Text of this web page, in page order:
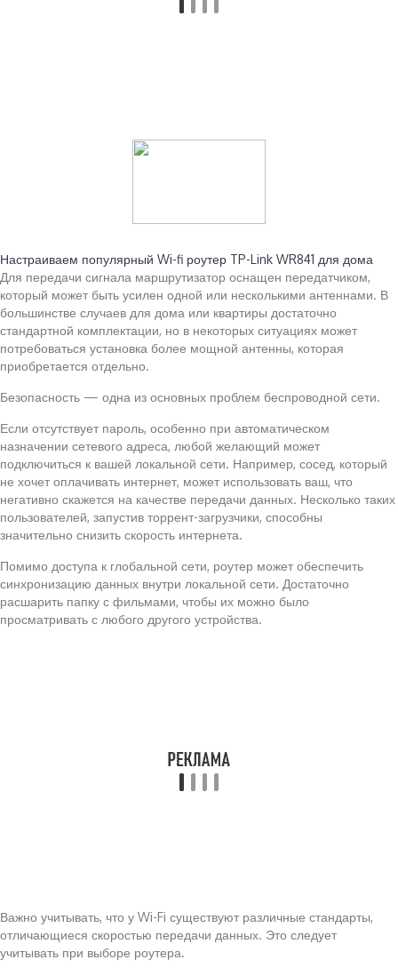
Настраиваем популярный Wi-fi роутер TP-Link WR841 для дома
Для передачи сигнала маршрутизатор оснащен передатчиком,
который может быть усилен одной или несколькими антеннами. В
большинстве случаев для дома или квартиры достаточно
стандартной комплектации, но в некоторых ситуациях может
потребоваться установка более мощной антенны, которая
приобретается отдельно.
Безопасность — одна из основных проблем беспроводной сети.
Если отсутствует пароль, особенно при автоматическом
назначении сетевого адреса, любой желающий может
подключиться к вашей локальной сети. Например, сосед, который
не хочет оплачивать интернет, может использовать ваш, что
негативно скажется на качестве передачи данных. Несколько таких
пользователей, запустив торрент-загрузчики, способны
значительно снизить скорость интернета.
Помимо доступа к глобальной сети, роутер может обеспечить
синхронизацию данных внутри локальной сети. Достаточно
расшарить папку с фильмами, чтобы их можно было
просматривать с любого другого устройства.
Важно учитывать, что у Wi-Fi существуют различные стандарты,
отличающиеся скоростью передачи данных. Это следует
учитывать при выборе роутера.